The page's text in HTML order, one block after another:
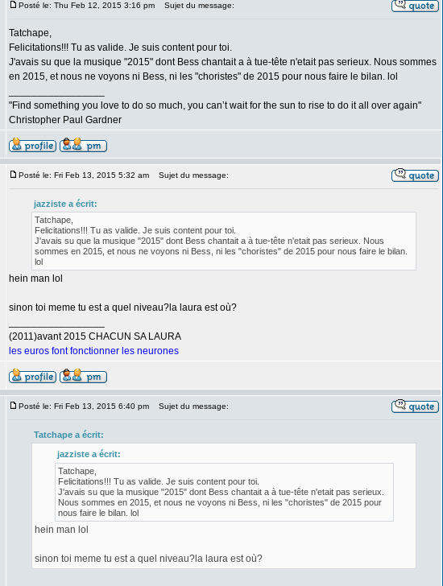
Posté le: Thu Feb 12, 2015 3:16 pm Sujet du message:
Tatchape,
Felicitations!!! Tu as valide. Je suis content pour toi.
J'avais su que la musique "2015" dont Bess chantait a à tue-tête n'etait pas serieux. Nous sommes
en 2015, et nous ne voyons ni Bess, ni les "choristes" de 2015 pour nous faire le bilan. lol
"Find something you love to do so much, you can’t wait for the sun to rise to do it all over again"
Christopher Paul Gardner
Posté le: Fri Feb 13, 2015 5:32 am Sujet du message:
jazziste a écrit:
Tatchape,
Felicitations!!! Tu as valide. Je suis content pour toi.
J'avais su que la musique "2015" dont Bess chantait a à tue-tête n'etait pas serieux. Nous
sommes en 2015, et nous ne voyons ni Bess, ni les "choristes" de 2015 pour nous faire le bilan.
lol
hein man lol
sinon toi meme tu est a quel niveau?la laura est où?
(2011)avant 2015 CHACUN SA LAURA
les euros font fonctionner les neurones
Posté le: Fri Feb 13, 2015 6:40 pm Sujet du message:
Tatchape a écrit:
jazziste aécrit:
Tatchape,
Felicitations!!! Tu as valide. Je suis content pour toi.
J'avais su que lamusique "2015" dont Bess chantait aà tue-tête n'etait pas serieux.
Nous sommes en 2015, et nous ne voyons ni Bess, ni les "choristes" de2015 pour
nous faire le bilan. lol
hein man lol
sinon toi meme tu est a quel niveau?la laura est où?